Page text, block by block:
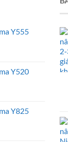
Y555
Y520
Y825